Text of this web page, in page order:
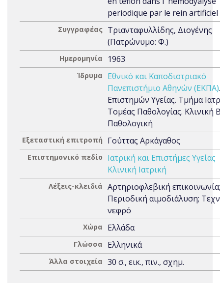
periodique par le rein artificiel
Συγγραφέας Τριανταφυλλίδης, Διογένης
(Πατρώνυμο: Φ.)
Ημερομηνία 1963
Ίδρυμα
Εθνικό και Καποδιστριακό
Πανεπιστήμιο Αθηνών (ΕΚΠΑ)
Επιστημών Υγείας. Τμήμα
Τομέας Παθολογίας. Κλινική
Παθολογική
Εξεταστική επιτροπή Γούττας Αρκάγαθος
Επιστημονικό πεδίο
Ιατρική και Επιστήμες Υγείας
Κλινική Ιατρική
Λέξεις-κλειδιά Αρτηριοφλεβική επικοινωνία;
Περιοδική αιμοδιάλυση;
νεφρό
Χώρα Ελλάδα
Γλώσσα Ελληνικά
Άλλα στοιχεία 30 σ., εικ., πιν., σχημ.